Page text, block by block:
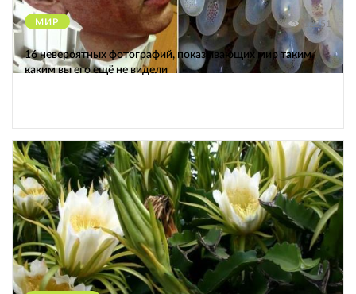
МИР 12251
16 невероятных фотографий, показывающих мир таким,
каким вы его ещё не видели